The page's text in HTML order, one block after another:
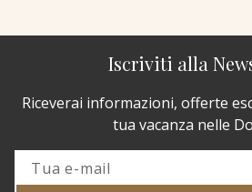
Iscriviti alla
Riceverai informazioni, offerte
tua vacanza nelle